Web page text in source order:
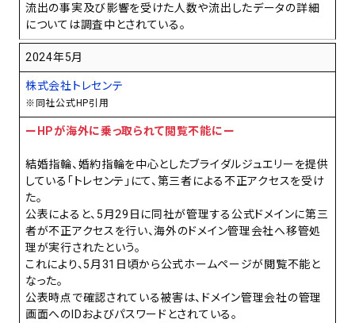
流出の事実及び影響を受けた人数や流出したデータの詳細
については調査中とされている。
2024年5月
株式会社トレセンテ
※同社公式HP引用
ーHPが海外に乗っ取られて閲覧不能にー
結婚指輪、婚約指輪を中心としたブライダルジュエリーを提供
している「トレセンテ」にて、第三者による不正アクセスを受け
た。
公表によると、5月29日に同社が管理する公式ドメインに第三
者が不正アクセスを行い、海外のドメイン管理会社へ移管処
理が実行されたという。
これにより、5月31日頃から公式ホームページが閲覧不能と
なった。
公表時点で確認されている被害は、ドメイン管理会社の管理
画面へのIDおよびパスワードとされている。